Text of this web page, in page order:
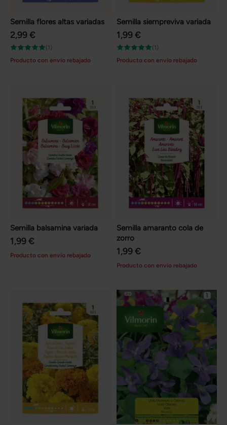
Semilla flores altas variadas
2,99 €
(1)
Producto con envío rebajado
Semilla siempreviva variada
1,99 €
(1)
Producto con envío rebajado
Semilla balsamina variada
1,99 €
Producto con envío rebajado
Semilla amaranto cola de
zorro
1,99 €
Producto con envío rebajado